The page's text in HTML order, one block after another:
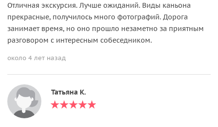
Отличная экскурсия. Лучше ожиданий. Виды каньона
прекрасные, получилось много фотографий. Дорога
занимает время, но оно прошло незаметно за приятным
разговором с интересным собеседником.
около 4 лет назад
Татьяна К.